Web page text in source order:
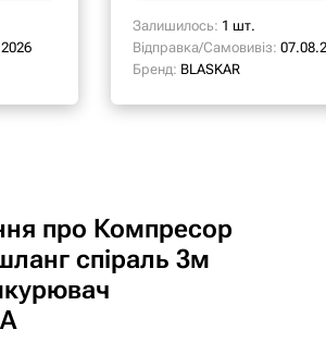
Залишилось: 1 шт.
Відправка/Самовивіз:
Бренд: BLASKAR
про Компресор
спіраль 3м